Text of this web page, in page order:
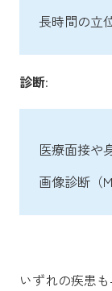
長時間の立
診断:
医療面接や
画像診断（
いずれの疾患